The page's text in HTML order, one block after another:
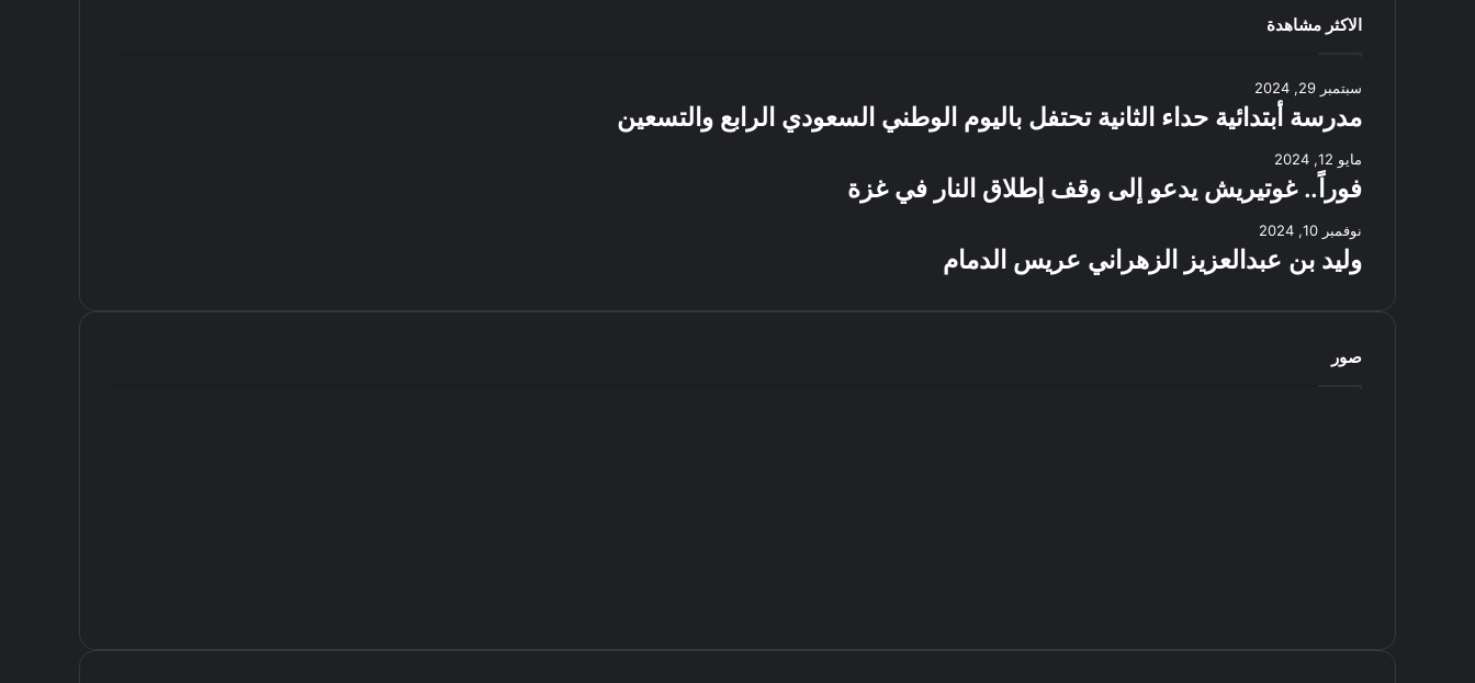
الاكثر مشاهدة
سبتمبر 29, 2024
مدرسة أبتدائية حداء الثانية تحتفل باليوم الوطني السعودي الرابع والتسعين
مايو 12, 2024
فوراً.. غوتيريش يدعو إلى وقف إطلاق النار في غزة
نوفمبر 10, 2024
وليد بن عبدالعزيز الزهراني عريس الدمام
صور